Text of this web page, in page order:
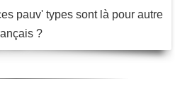
pauv' types sont là pour autre
?